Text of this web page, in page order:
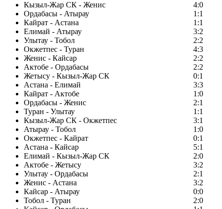
Кызыл-Жар СК - Женис
4:0
Ордабасы - Атырау
1:1
Кайрат - Астана
1:1
Елимай - Атырау
3:2
Улытау - Тобол
2:2
Окжетпес - Туран
4:3
Женис - Кайсар
2:2
Актобе - Ордабасы
2:2
Жетысу - Кызыл-Жар СК
0:1
Астана - Елимай
3:3
Кайрат - Актобе
1:0
Ордабасы - Женис
2:1
Туран - Улытау
1:1
Кызыл-Жар СК - Окжетпес
3:1
Атырау - Тобол
1:0
Окжетпес - Кайрат
0:1
Астана - Кайсар
5:1
Елимай - Кызыл-Жар СК
2:0
Актобе - Жетысу
3:2
Улытау - Ордабасы
2:1
Женис - Астана
3:2
Кайсар - Атырау
0:0
Тобол - Туран
2:0